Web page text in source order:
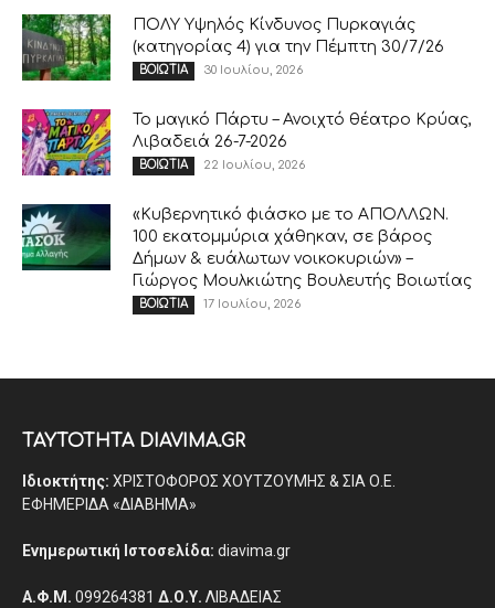
ΠΟΛΥ Υψηλός Κίνδυνος Πυρκαγιάς
(κατηγορίας 4) για την Πέμπτη 30/7/26
ΒΟΙΩΤΙΑ 30 Ιουλίου, 2026
Το μαγικό Πάρτυ – Ανοιχτό θέατρο Κρύας,
Λιβαδειά 26-7-2026
ΒΟΙΩΤΙΑ 22 Ιουλίου, 2026
«Κυβερνητικό φιάσκο με το ΑΠΟΛΛΩΝ.
100 εκατομμύρια χάθηκαν, σε βάρος
Δήμων & ευάλωτων νοικοκυριών» –
Γιώργος Μουλκιώτης Βουλευτής Βοιωτίας
ΒΟΙΩΤΙΑ 17 Ιουλίου, 2026
ΤΑΥΤΟΤΗΤΑ DIAVIMA.GR
Ιδιοκτήτης: ΧΡΙΣΤΟΦΟΡΟΣ ΧΟΥΤΖΟΥΜΗΣ & ΣΙΑ Ο.Ε.
ΕΦΗΜΕΡΙΔΑ «ΔΙΑΒΗΜΑ»
Ενημερωτική Ιστοσελίδα: diavima.gr
Α.Φ.Μ. 099264381 Δ.Ο.Υ. ΛΙΒΑΔΕΙΑΣ